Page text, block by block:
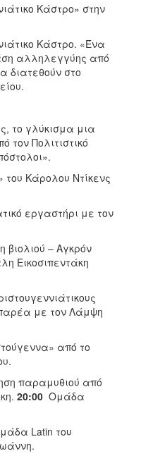
Κάστρο» στην
Κάστρο. «Ένα
αλληλεγγύης από
διατεθούν στο
το γλύκισμα μια
Πολιτιστικό
του Κάρολου Ντίκενς
εργαστήρι με τον
βιολιού – Αγκρόν
Εικοσιπεντάκη
με τον Λάμψη
από το
παραμυθιού από
20:00 Ομάδα
Latin του